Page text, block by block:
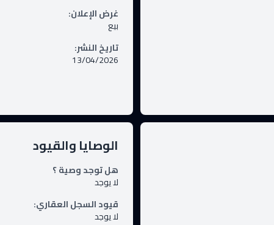
غرض الإعلان:
بيع
تاريخ النشر:
13/04/2026
الوصايا والقيود
هل توجد وصية ؟
لا يوجد
قيود السجل العقاري:
لا يوجد